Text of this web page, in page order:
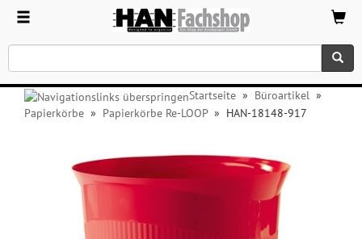
Startseite » Büroartikel »
Papierkörbe » Papierkörbe Re-LOOP» HAN-18148-917